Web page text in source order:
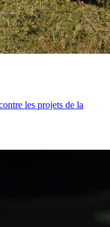
les projets de la